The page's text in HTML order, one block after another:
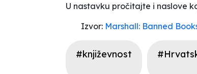
U nastavku pročitajte i naslove
Izvor: Marshall: Banned
#književnost